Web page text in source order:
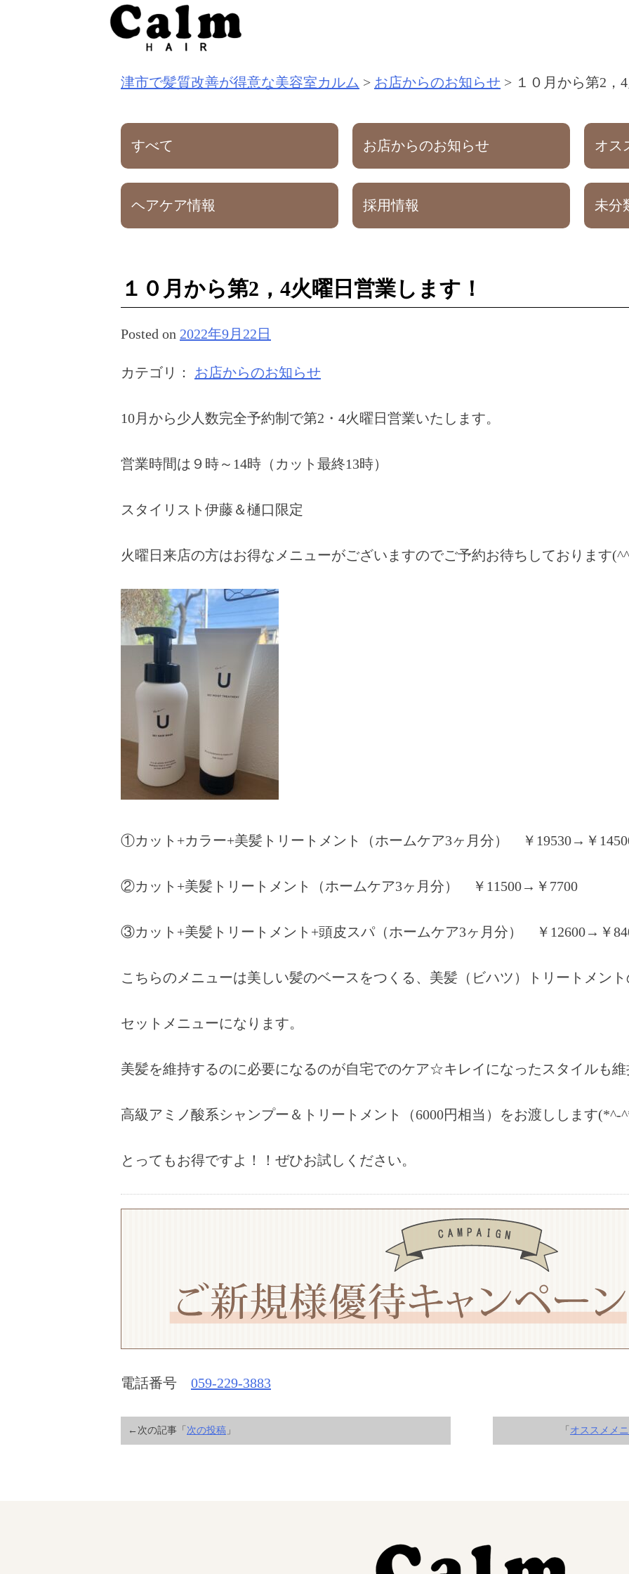
津市で髪質改善が得意な美容室カルム > お店からのお知らせ > １０月から第2，
すべて お店からのお知らせ オス
ヘアケア情報 採用情報 未分
１０月から第2，4火曜日営業します！
Posted on 2022年9月22日
カテゴリ： お店からのお知らせ
10月から少人数完全予約制で第2・4火曜日営業いたします。
営業時間は９時～14時（カット最終13時）
スタイリスト伊藤＆樋口限定
火曜日来店の方はお得なメニューがございますのでご予約お待ちしております
①カット+カラー+美髪トリートメント（ホームケア3ヶ月分） ￥19530→￥
②カット+美髪トリートメント（ホームケア3ヶ月分） ￥11500→￥7700
③カット+美髪トリートメント+頭皮スパ（ホームケア3ヶ月分） ￥12600→￥
こちらのメニューは美しい髪のベースをつくる、美髪（ビハツ）トリートメン
セットメニューになります。
美髪を維持するのに必要になるのが自宅でのケア☆キレイになったスタイルも
高級アミノ酸系シャンプー＆トリートメント（6000円相当）をお渡しします(*^-
とってもお得ですよ！！ぜひお試しください。
電話番号 059-229-3883
「 オススメメ
←次の記事「 次の投稿 」